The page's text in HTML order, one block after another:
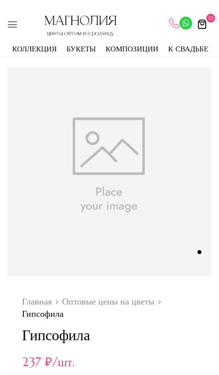
0
КОЛЛЕКЦИЯ БУКЕТЫ КОМПОЗИЦИИ К СВАДЬБЕ
Главная
Оптовые цены на цветы
Гипсофила
Гипсофила
237 ₽/шт.